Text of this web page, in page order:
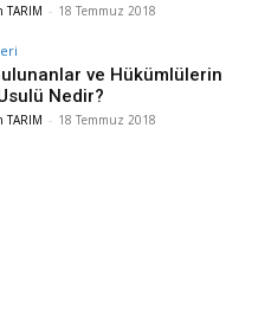
TARIM - 18 Temmuz 2018
ve Hükümlülerin
Nedir?
TARIM - 18 Temmuz 2018